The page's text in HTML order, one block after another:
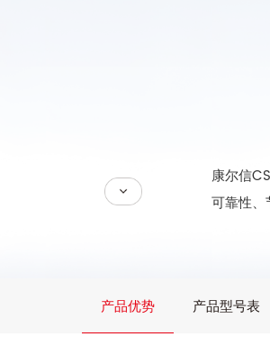
康尔信
可靠性、
产品优势 产品型号表